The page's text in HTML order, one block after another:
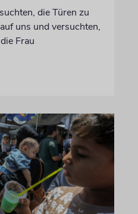
die Türen zu
uns und versuchten,
Frau